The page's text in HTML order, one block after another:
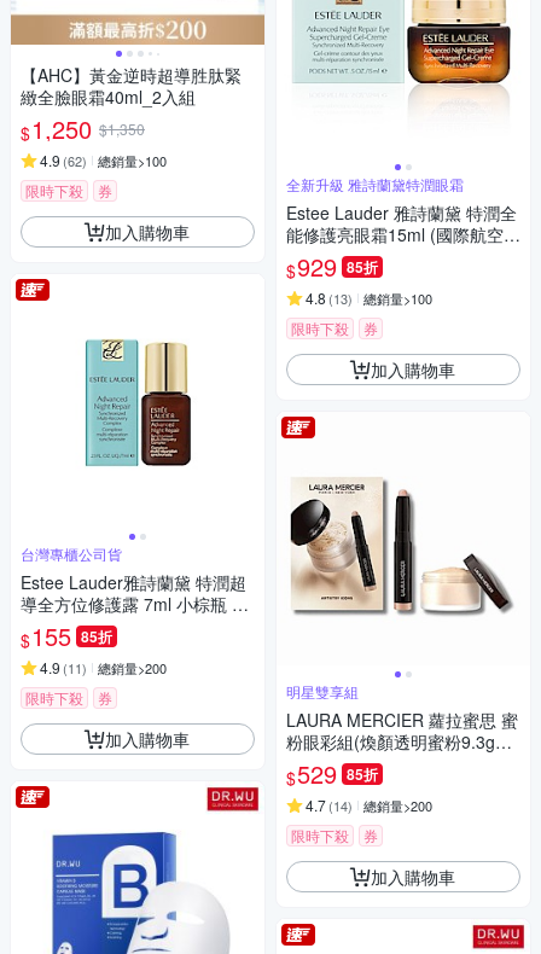
【AHC】黃金逆時超導胜肽緊
緻全臉眼霜40ml_2入組
$1,250 $1,350
4.9 (62) 總銷量>100
限時下殺 券
加入購物車
台灣專櫃公司貨
Estee Lauder雅詩蘭黛 特潤超
導全方位修護露 7ml 小棕瓶 台
灣專櫃公司貨
$155 85折
4.9 (11) 總銷量>200
限時下殺 券
加入購物車
全新升級 雅詩蘭黛特潤眼霜
Estee Lauder 雅詩蘭黛 特潤全
能修護亮眼霜15ml (國際航空
版)
$929 85折
4.8 (13) 總銷量>100
限時下殺 券
加入購物車
明星雙享組
LAURA MERCIER 蘿拉蜜思 蜜
粉眼彩組(煥顏透明蜜粉9.3g➕
奢華mini眼彩筆1g #Rose Gol
d) 旅行組
$529 85折
4.7(14) 總銷量>200
限時下殺 券
加入購物車